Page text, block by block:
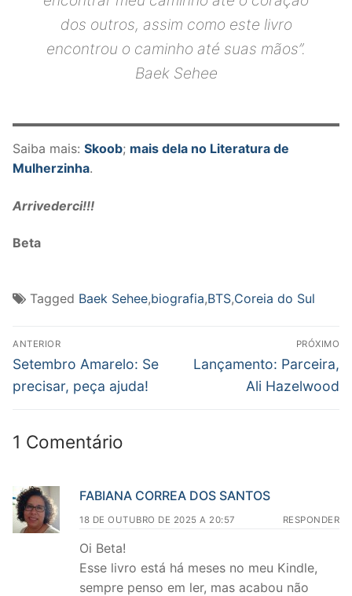
dos outros, assim como este livro
encontrou o caminho até suas mãos”.
Baek Sehee
Saiba mais: Skoob; mais dela no Literatura de
Mulherzinha.
Arrivederci!!!
Beta
Tagged Baek Sehee,biografia,BTS,Coreia do Sul
Navegação
de
Post
ANTERIOR
Post
anterior:
Setembro Amarelo: Se
precisar, peça ajuda!
PRÓXIMO
Próximo
Lançamento: Parceira,
Ali Hazelwood
1 Comentário
FABIANA CORREA DOS SANTOS
18 DE OUTUBRO DE 2025 A 20:57 RESPONDER
Oi Beta!
Esse livro está há meses no meu Kindle,
sempre penso em ler, mas acabou não